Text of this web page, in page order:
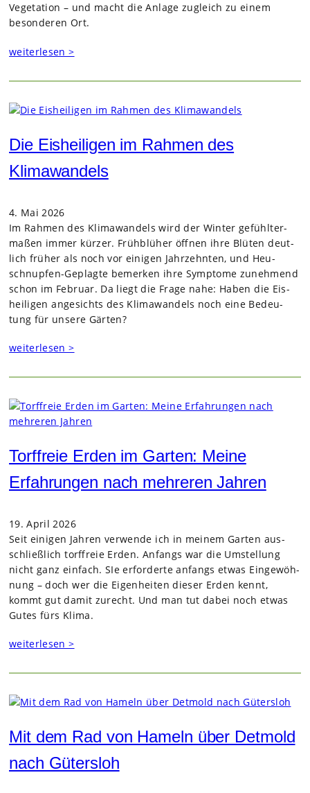
Vege­ta­tion – und macht die Anlage zugleich zu einem
beson­de­ren Ort.
weiterlesen >
Die Eisheiligen im Rahmen des
Klimawandels
4. Mai 2026
Im Rah­men des Kli­ma­wan­dels wird der Win­ter gefühl­ter­
ma­ßen immer kür­zer. Früh­blü­her öff­nen ihre Blü­ten deut­
lich frü­her als noch vor eini­gen Jahr­zehn­ten, und Heu­
schnup­fen-Geplagte bemer­ken ihre Sym­ptome zuneh­mend
schon im Februar. Da liegt die Frage nahe: Haben die Eis­
hei­li­gen ange­sichts des Kli­ma­wan­dels noch eine Bedeu­
tung für unsere Gär­ten?
weiterlesen >
Torffreie Erden im Garten: Meine
Erfahrungen nach mehreren Jahren
19. April 2026
Seit eini­gen Jah­ren ver­wende ich in mei­nem Gar­ten aus­
schließ­lich torf­freie Erden. Anfangs war die Umstel­lung
nicht ganz ein­fach. SIe erfor­derte anfangs etwas Ein­ge­wöh­
nung – doch wer die Eigen­hei­ten die­ser Erden kennt,
kommt gut damit zurecht. Und man tut dabei noch etwas
Gutes fürs Klima.
weiterlesen >
Mit dem Rad von Hameln über Detmold
nach Gütersloh